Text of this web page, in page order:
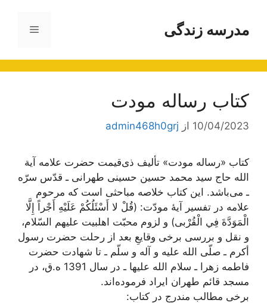
محتوامدرسه زندگی فهرست
کتاب رساله مودت
10/04/2023 از admin468h0grj
کتاب «رساله مودت» تألیف ذی‌قیمت حضرت علامه آیة
الله حاج سید محمد حسین حسینی طهرانی ـ قدّس سرّه
ـ می‌باشد. این کتاب خلاصه مباحثی است که مرحوم
علامه در تفسیر آیۀ مودّت: (قُلْ لا أَسْئَلُكُمْ عَلَيْهِ أَجْراً إِلَّا
الْمَوَدَّةَ فِي الْقُرْبى) و لزوم محبّت اهل‏بيت عليهم السّلام،
و نقل و بررسى برخى وقايعِ بعد از رحلت حضرت رسول
أكرم ـ صلّى الله عليه و آله و سلّم ـ تا شهادت حضرت
فاطمه زهرا ـ سلام الله عليها ـ در سال 1391 ه.ق، در
مسجد قائم طهران ايراد فرموده‌‏اند.
برخی مطالب مندرج در کتاب: